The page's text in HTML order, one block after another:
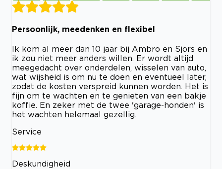
Persoonlijk, meedenken en flexibel
Ik kom al meer dan 10 jaar bij Ambro en Sjors en
ik zou niet meer anders willen. Er wordt altijd
meegedacht over onderdelen, wisselen van auto,
wat wijsheid is om nu te doen en eventueel later,
zodat de kosten verspreid kunnen worden. Het is
fijn om te wachten en te genieten van een bakje
koffie. En zeker met de twee 'garage-honden' is
het wachten helemaal gezellig.
Service
Deskundigheid